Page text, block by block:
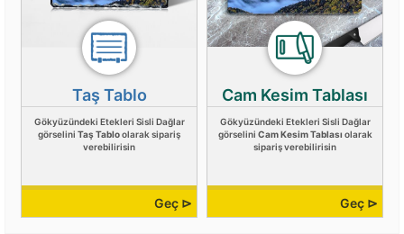
Taş Tablo
Gökyüzündeki Etekleri Sisli Dağlar
görselini Taş Tabloolarak sipariş
verebilirisin
Geç ⊳
Cam Kesim Tablası
Gökyüzündeki Etekleri Sisli Dağlar
görselini Cam Kesim Tablası olarak
sipariş verebilirisin
Geç ⊳